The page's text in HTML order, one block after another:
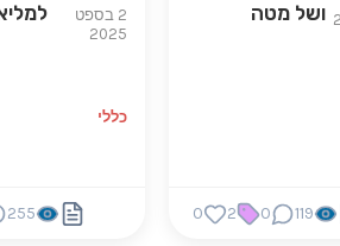
ושל מטה
119
0
2
0
2 בספט
2025
כללי
255